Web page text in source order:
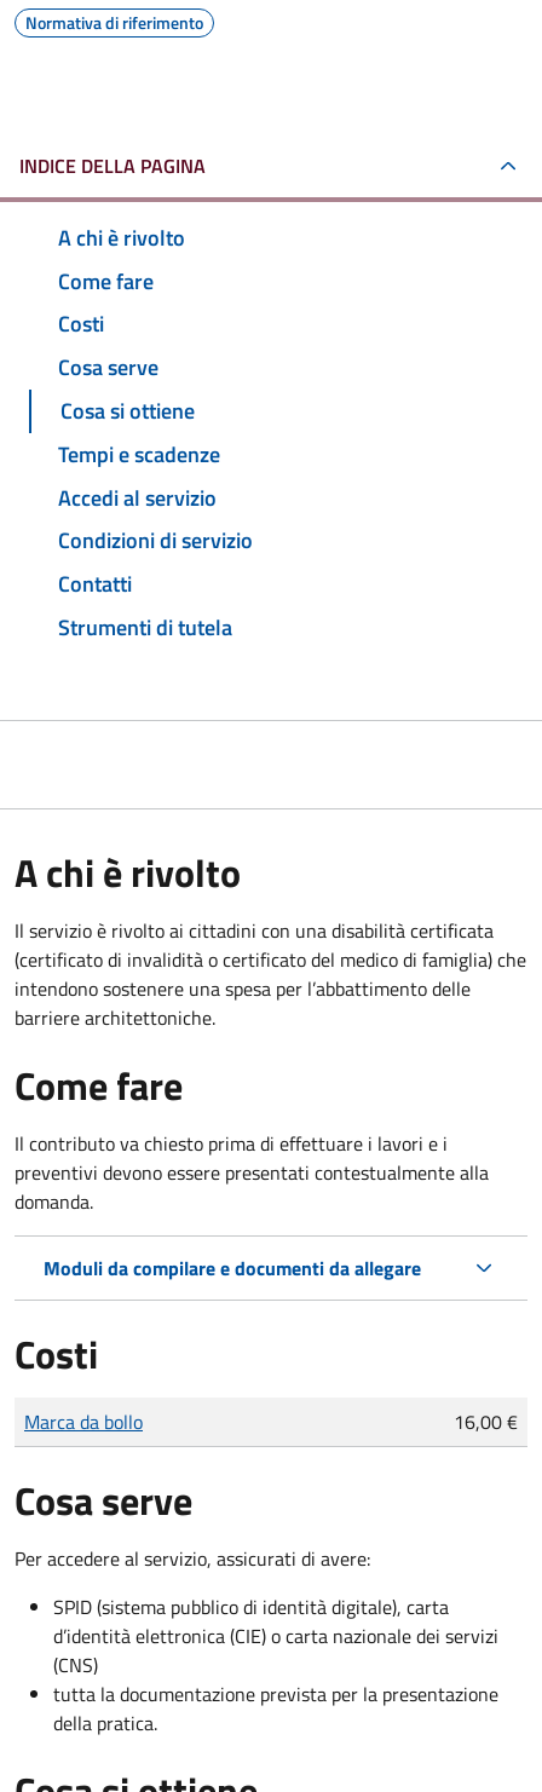
Normativa di riferimento
INDICE DELLA PAGINA
A chi è rivolto
Come fare
Costi
Cosa serve
Cosa si ottiene
Tempi e scadenze
Accedi al servizio
Condizioni di servizio
Contatti
Strumenti di tutela
A chi è rivolto
Il servizio è rivolto ai cittadini con una disabilità certificata
(certificato di invalidità o certificato del medico di famiglia) che
intendono sostenere una spesa per l’abbattimento delle
barriere architettoniche.
Come fare
Il contributo va chiesto prima di effettuare i lavori e i
preventivi devono essere presentati contestualmente alla
domanda.
Moduli da compilare e documenti da allegare
Costi
Tipo di pagamento
Importo
Marca da bollo 16,00 €
Cosa serve
Per accedere al servizio, assicurati di avere:
SPID (sistema pubblico di identità digitale), carta
d’identità elettronica (CIE) o carta nazionale dei servizi
(CNS)
tutta la documentazione prevista per la presentazione
della pratica.